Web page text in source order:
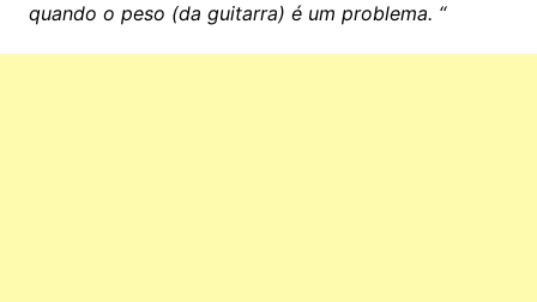
quando o peso (da guitarra) é um problema. “